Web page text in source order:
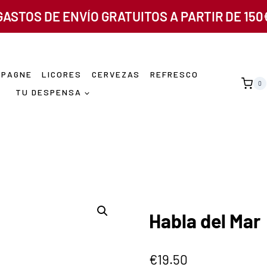
DE ENVÍO GRATUITOS A PARTIR DE
LICORES CERVEZAS
REFRESCO
TU DESPENSA
0
Habla del Mar
€19.50